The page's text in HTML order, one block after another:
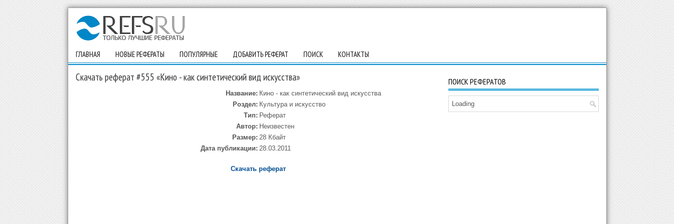
ГЛАВНАЯ НОВЫЕ РЕФЕРАТЫ ПОПУЛЯРНЫЕ ДОБАВИТЬ РЕФЕРАТ ПОИСК КОНТАКТЫ
Скачать реферат #555 «Кино - как синтетический вид искусства»
Название: Кино - как синтетический вид искусства
Роздел: Культура и искусство
Тип: Реферат
Автор: Неизвестен
Размер: 28 Кбайт
Дата публикации: 28.03.2011
Скачать реферат
ПОИСК РЕФЕРАТОВ
Loading